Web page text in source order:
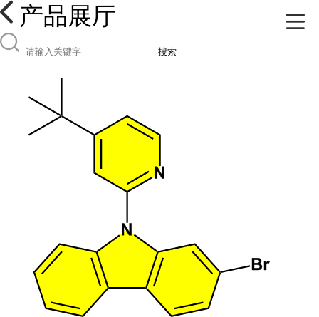
产品展厅
搜索